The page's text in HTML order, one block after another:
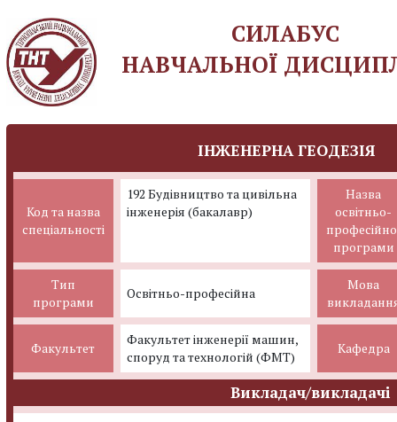
СИЛАБУС
НАВЧАЛЬНОЇ
ІНЖЕНЕРНА ГЕОДЕЗІЯ
Код та назва
спеціальності
Назва
освітньо-
програми
192 Будівництво та цивільна
інженерія (бакалавр)
Тип
програми
Освітньо-професійна
Мова
Факультет
Факультет інженерії машин,
споруд та технологій (ФМТ)
Кафедра
Викладач/викладачі